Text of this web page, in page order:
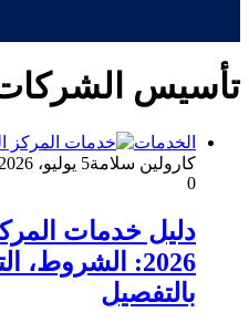
تأسيس
الخدمات
كارولين سلامة5 يوليو، 2026
0
دليل خدمات
2026:
بالتفصيل